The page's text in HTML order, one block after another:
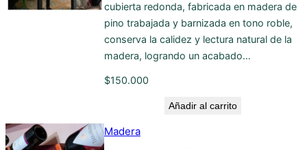
cubierta redonda, fabricada en madera de
pino trabajada y barnizada en tono roble,
conserva la calidez y lectura natural de la
madera, logrando un acabado…
$150.000
Añadir al carrito
Madera